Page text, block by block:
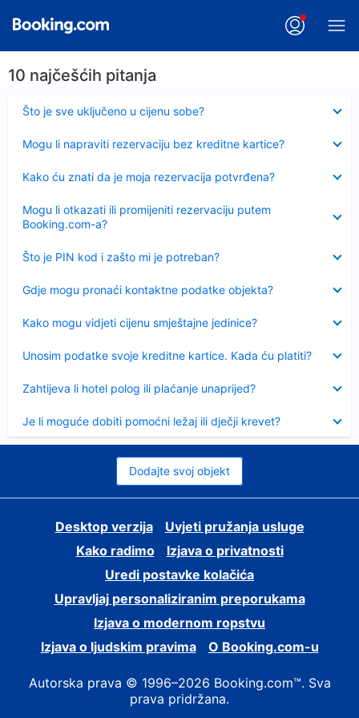
10 najčešćih pitanja
Što je sve uključeno u cijenu sobe?
Sažeto
Mogu li napraviti rezervaciju bez kreditne kartice?
Kako ću znati da je moja rezervacija potvrđena?
Mogu li otkazati ili promijeniti rezervaciju putem
Booking.com-a?
Što je PIN kod i zašto mi je potreban?
Sažeto
Gdje mogu pronaći kontaktne podatke objekta?
Kako mogu vidjeti cijenu smještajne jedinice?
Unosim podatke svoje kreditne kartice. Kada ću platiti?
Zahtijeva li hotel polog ili plaćanje unaprijed?
Je li moguće dobiti pomoćni ležaj ili dječji krevet?
Dodajte svoj objekt
Desktop verzija
Uvjeti pružanja usluge
Kako radimo
Izjava o privatnosti
Uredi postavke kolačića
Upravljaj personaliziranim preporukama
Izjava o modernom ropstvu
Izjava o ljudskim pravima
O Booking.com-u
Autorska prava © 1996–2026 Booking.com™. Sva
prava pridržana.